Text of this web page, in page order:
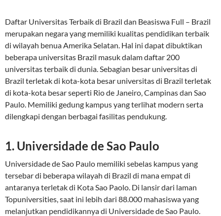
Daftar Universitas Terbaik di Brazil dan Beasiswa Full – Brazil
merupakan negara yang memiliki kualitas pendidikan terbaik
di wilayah benua Amerika Selatan. Hal ini dapat dibuktikan
beberapa universitas Brazil masuk dalam daftar 200
universitas terbaik di dunia. Sebagian besar universitas di
Brazil terletak di kota-kota besar universitas di Brazil terletak
di kota-kota besar seperti Rio de Janeiro, Campinas dan Sao
Paulo. Memiliki gedung kampus yang terlihat modern serta
dilengkapi dengan berbagai fasilitas pendukung.
1. Universidade de Sao Paulo
Universidade de Sao Paulo memiliki sebelas kampus yang
tersebar di beberapa wilayah di Brazil di mana empat di
antaranya terletak di Kota Sao Paolo. Di lansir dari laman
Topuniversities, saat ini lebih dari 88.000 mahasiswa yang
melanjutkan pendidikannya di Universidade de Sao Paulo.